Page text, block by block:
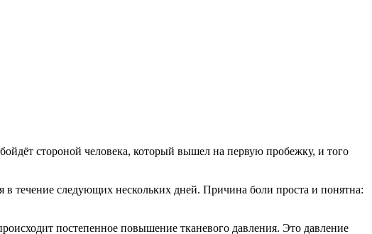
стороной человека, который вышел на первую пробежку, и того
в течение следующих нескольких дней. Причина боли проста и понятна:
постепенное повышение тканевого давления. Это давление